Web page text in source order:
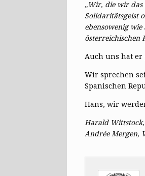
„Wir, die wir das
Solidaritätsgeist
ebensowenig
österreichischen
Auch uns hat er
Wir sprechen
Spanischen
Hans, wir
Harald Wittstock,
Andrée Mergen,